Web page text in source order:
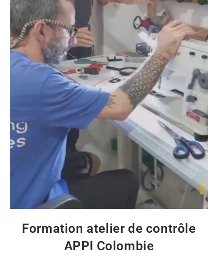
Formation atelier de contrôle
APPI Colombie